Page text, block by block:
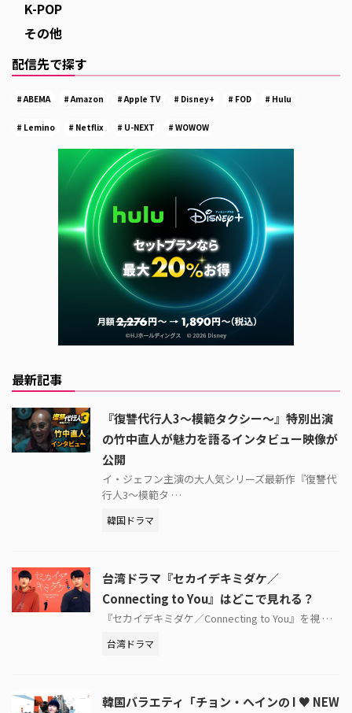
K-POP
その他
配信先で探す
ABEMA Amazon Apple TV Disney+ FOD Hulu
Lemino Netflix U-NEXT WOWOW
最新記事
『復讐代行人3～模範タクシー～』特別出演
の竹中直人が魅力を語るインタビュー映像が
公開
イ・ジェフン主演の大人気シリーズ最新作『復讐代
行人3～模範タ …
韓国ドラマ
台湾ドラマ『セカイデキミダケ／
Connecting to You』はどこで見れる？
『セカイデキミダケ／Connecting to You』を視 …
台湾ドラマ
韓国バラエティ「チョン・ヘインの I ♥ NEW